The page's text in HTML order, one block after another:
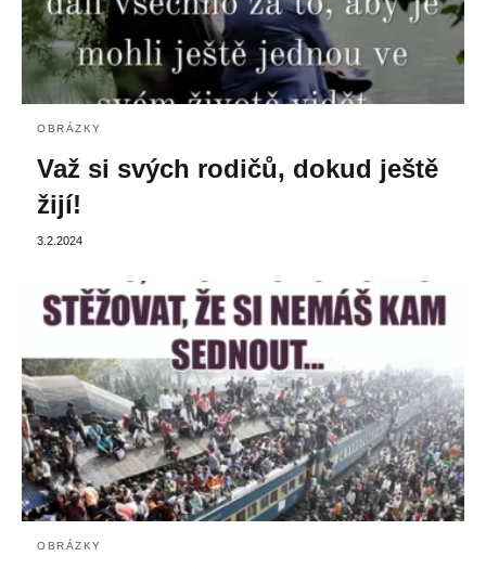
OBRÁZKY
Važ si svých rodičů, dokud ještě
žijí!
3.2.2024
OBRÁZKY